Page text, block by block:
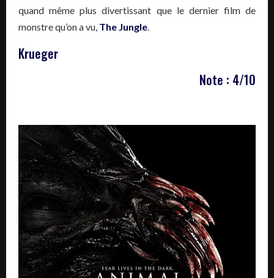
quand même plus divertissant que le dernier film de
monstre qu’on a vu, The Jungle.
Krueger
Note : 4/10